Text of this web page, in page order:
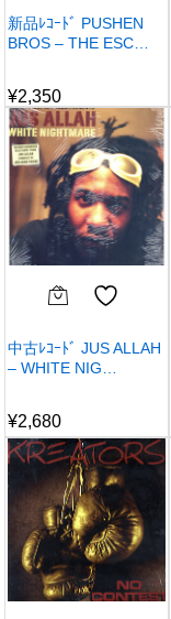
新品ﾚｺｰﾄﾞ PUSHEN
BROS – THE ESC…
¥2,350
中古ﾚｺｰﾄﾞ JUS ALLAH
– WHITE NIG…
¥2,680